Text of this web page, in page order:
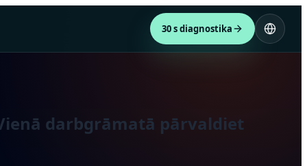
30 s diagnostika
darbgrāmatā pārvaldiet